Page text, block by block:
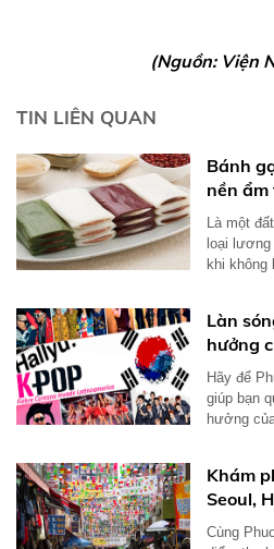
(Nguồn: Viện
TIN LIÊN QUAN
Bánh
nền ẩm
Là một
loại
khi không
Làn
hưởng
Hãy để
giúp bạn
hưởng
Khám
Seoul,
Cùng